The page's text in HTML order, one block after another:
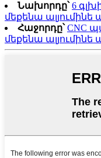
Նախորդը՝ 6
մեքենա
Հաջորդը՝ CNC
մեքենա